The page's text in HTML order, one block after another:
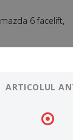
mazda 6 facelift,
ARTICOLUL